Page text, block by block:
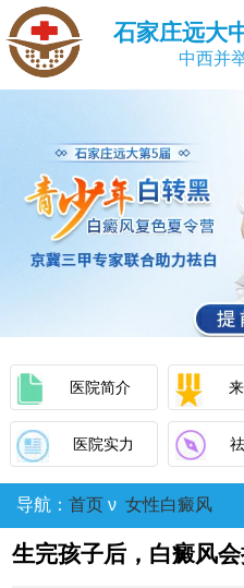
石家庄远大
中西并
医院简介
医院实力
导航： 首页 ν 女性白癜风
生完孩子后，白癜风会